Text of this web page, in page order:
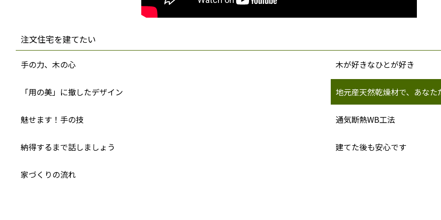
注文住宅を建てたい
手の力、木の心 木が好きなひとが好き
「用の美」に撤したデザイン 地元産天然乾燥材で、あな
魅せます！手の技 通気断熱WB工法
納得するまで話しましょう 建てた後も安心です
家づくりの流れ